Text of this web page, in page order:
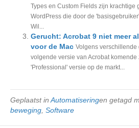
Types en Custom Fields zijn krachtige
WordPress die door de
Wil...
Gerucht: Acrobat 9 niet meer
voor de Mac Volgens verschillende
volgende versie van Acrobat
'Professional' versie op de markt...
Geplaatst in Automatiseringen getagd
beweging Software